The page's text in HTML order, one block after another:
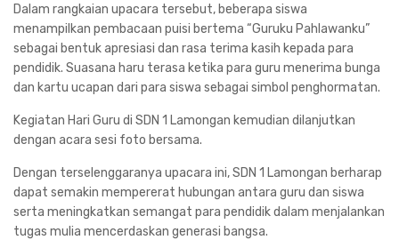
Dalam rangkaian upacara tersebut, beberapa siswa
menampilkan pembacaan puisi bertema “Guruku Pahlawanku”
sebagai bentuk apresiasi dan rasa terima kasih kepada para
pendidik. Suasana haru terasa ketika para guru menerima bunga
dan kartu ucapan dari para siswa sebagai simbol penghormatan.
Kegiatan Hari Guru di SDN 1 Lamongan kemudian dilanjutkan
dengan acara sesi foto bersama.
Dengan terselenggaranya upacara ini, SDN 1 Lamongan berharap
dapat semakin mempererat hubungan antara guru dan siswa
serta meningkatkan semangat para pendidik dalam menjalankan
tugas mulia mencerdaskan generasi bangsa.